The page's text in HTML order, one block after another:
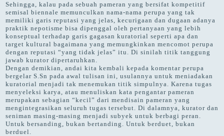
Sehingga, kalau pada sebuah pameran yang bersifat kompetitif
semisal biennale memunculkan nama-nama perupa yang tak
memiliki garis reputasi yang jelas, kecurigaan dan dugaan adanya
praktik nepotisme bisa dipenggal oleh pertanyaan yang lebih
konseptual terhadap garis gagasan kuratorial seperti apa dan
target kultural bagaimana yang memungkinkan mencomot perupa
dengan reputasi “yang tidak jelas” itu. Di sinilah titik tanggung
jawab kurator dipertaruhkan.
Dengan demikian, andai kita kembali kepada komentar perupa
bergelar S.Sn pada awal tulisan ini, usulannya untuk meniadakan
kuratorial menjadi tak menemukan titik simpulnya. Karena tugas
menyeleksi karya, atau menuliskan kata pengantar pameran
merupakan sebagian “kecil” dari mendisain pameran yang
mengintegrasikan seluruh tugas tersebut. Di dalamnya, kurator dan
seniman masing-masing menjadi subyek untuk berbagi peran.
Untuk bersanding, bukan bertanding. Untuk berduet, bukan
berduel.